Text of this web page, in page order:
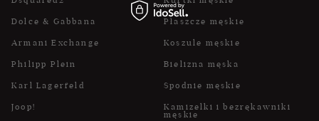
Dolce & Gabbana
Armani Exchange
Philipp Plein
Karl Lagerfeld
Joop!
Płaszcze męskie
Koszule męskie
Bielizna męska
Spodnie męskie
Kamizelki i bezrękawniki
męskie